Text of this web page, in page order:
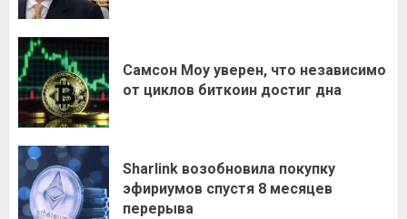
Самсон Моу уверен, что независимо
от циклов биткоин достиг дна
Sharlink возобновила покупку
эфириумов спустя 8 месяцев
перерыва